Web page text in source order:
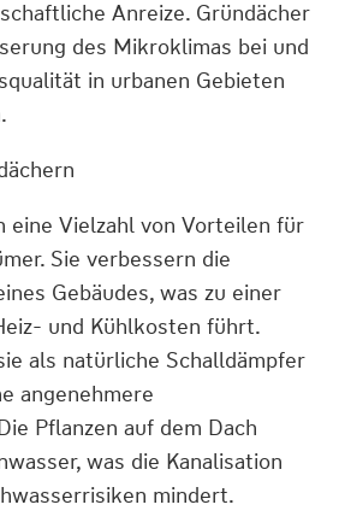
Anreize. Gründächer
des Mikroklimas bei und
in urbanen Gebieten
eine Vielzahl von Vorteilen für
Sie verbessern die
Gebäudes, was zu einer
und Kühlkosten führt.
als natürliche Schalldämpfer
angenehmere
Pflanzen auf dem Dach
was die Kanalisation
mindert.